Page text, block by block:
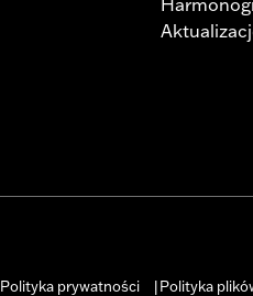
Polityka prywatności Polityka